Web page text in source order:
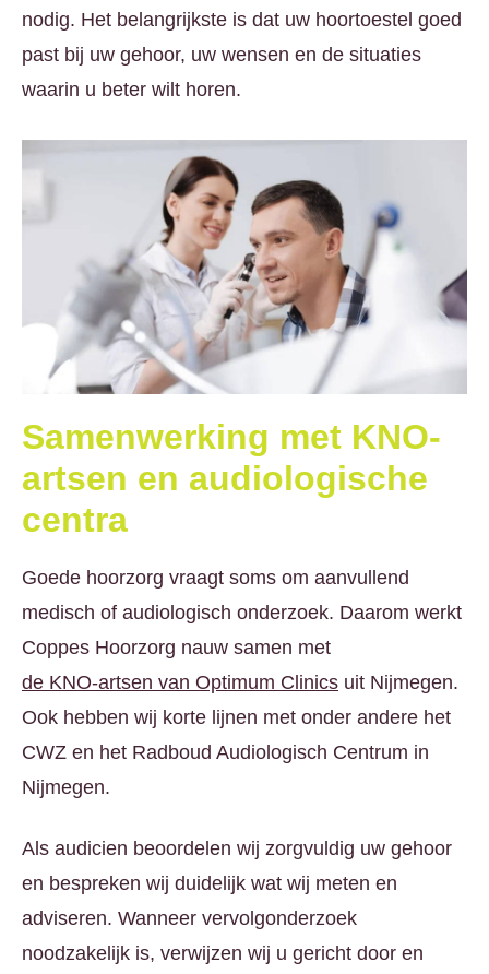
nodig. Het belangrijkste is dat uw hoortoestel goed
past bij uw gehoor, uw wensen en de situaties
waarin u beter wilt horen.
Samenwerking met KNO-
artsen en audiologische
centra
Goede hoorzorg vraagt soms om aanvullend
medisch of audiologisch onderzoek. Daarom werkt
Coppes Hoorzorg nauw samen met
de KNO-artsen van Optimum Clinics uit Nijmegen.
Ook hebben wij korte lijnen met onder andere het
CWZ en het Radboud Audiologisch Centrum in
Nijmegen.
Als audicien beoordelen wij zorgvuldig uw gehoor
en bespreken wij duidelijk wat wij meten en
adviseren. Wanneer vervolgonderzoek
noodzakelijk is, verwijzen wij u gericht door en